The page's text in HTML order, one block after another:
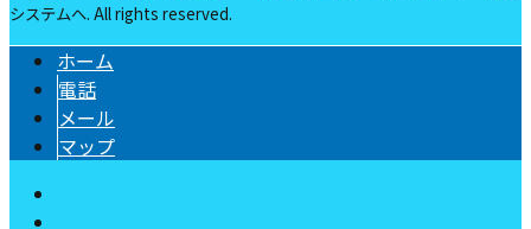
システムへ. All rights reserved.
ホーム
電話
メール
マップ